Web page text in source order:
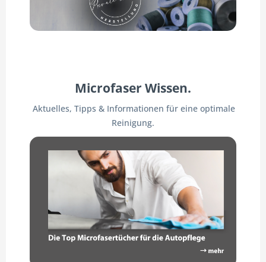
Microfaser Wissen.
Aktuelles, Tipps & Informationen für eine optimale
Reinigung.